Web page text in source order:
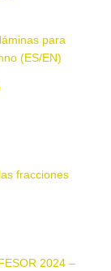
para
(ES/EN)
fracciones
2024 –